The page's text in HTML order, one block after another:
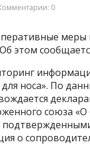
0
меры
этом
носа». По
союза
о